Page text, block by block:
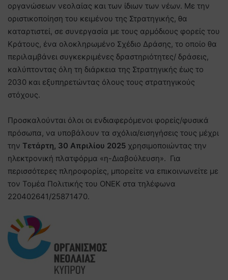
οργανώσεων νεολαίας και των ίδιων των νέων. Με την
οριστικοποίηση του κειμένου της Στρατηγικής, θα
καταρτιστεί, σε συνεργασία με τους αρμόδιους φορείς του
Κράτους, ένα ολοκληρωμένο Σχέδιο Δράσης, το οποίο θα
περιλαμβάνει συγκεκριμένες δραστηριότητες/ δράσεις,
καλύπτοντας όλη τη διάρκεια της Στρατηγικής έως το
2030 και εξυπηρετώντας όλους τους στρατηγικούς
στόχους.
Προσκαλούνται όλοι οι ενδιαφερόμενοι φορείς/φυσικά
πρόσωπα, να υποβάλουν τα σχόλια/εισηγήσεις τους μέχρι
την Τετάρτη, 30 Απριλίου 2025 χρησιμοποιώντας την
ηλεκτρονική πλατφόρμα «η-Διαβούλευση». Για
περισσότερες πληροφορίες, μπορείτε να επικοινωνείτε με
τον Τομέα Πολιτικής του ΟΝΕΚ στα τηλέφωνα
220402641/25871470.